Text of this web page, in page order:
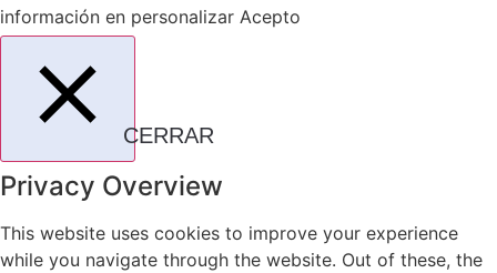
información en personalizar Acepto
CERRAR
Privacy Overview
This website uses cookies to improve your experience
while you navigate through the website. Out of these, the